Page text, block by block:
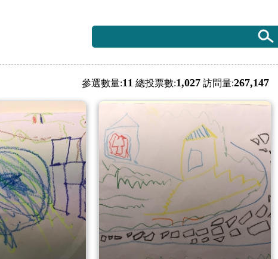
參選數量:11 總投票數:1,027 訪問量:267,147